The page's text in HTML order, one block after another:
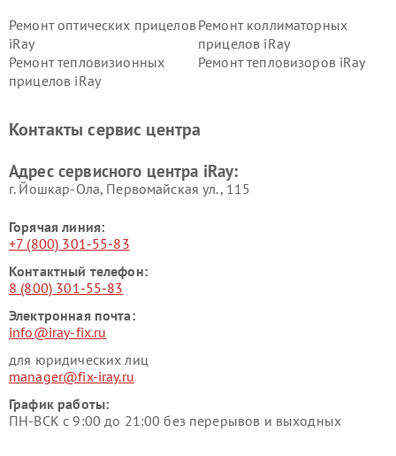
Ремонт оптических прицелов
iRay
Ремонт коллиматорных
прицелов iRay
Ремонт тепловизионных
прицелов iRay
Ремонт тепловизоров iRay
Контакты сервис центра
Адрес сервисного центра iRay:
г. Йошкар-Ола, Первомайская ул., 115
Горячая линия:
+7 (800) 301-55-83
Контактный телефон:
8 (800) 301-55-83
Электронная почта:
info@iray-fix.ru
для юридических лиц
manager@fix-iray.ru
График работы:
ПН-ВСК с 9:00 до 21:00 без перерывов и выходных